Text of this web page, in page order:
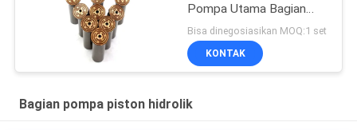
Pompa Utama Bagian
Pompa Hidraulik Pompa
Piston Layanan
Perbaikan Pemeliharaan
Bisa dinegosiasikan MOQ:1 set
KONTAK
Bagian pompa piston hidrolik